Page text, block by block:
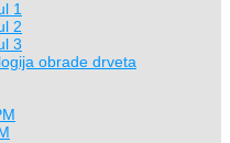
1
2
3
obrade drveta